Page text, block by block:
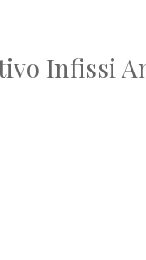
Infissi